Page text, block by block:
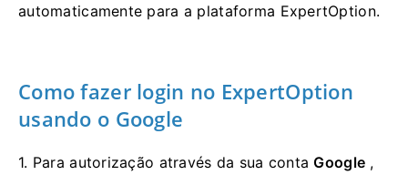
automaticamente para a plataforma ExpertOption.
Como fazer login no ExpertOption
usando o Google
1. Para autorização através da sua contaGoogle ,